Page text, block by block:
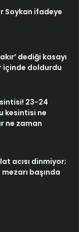
Soykan ifadeye
dediği kasayı
doldurdu
23-24
kesintisi ne
ne zaman
acısı dinmiyor;
başında